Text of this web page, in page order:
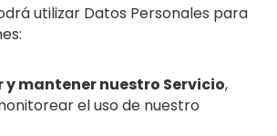
utilizar Datos Personales para
y mantener nuestro Servicio,
el uso de nuestro